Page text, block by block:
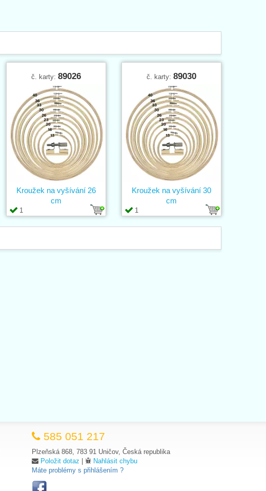
č. karty: 89026
1
Kroužek na vyšívání 26
cm
č. karty: 89030
1
Kroužek na vyšívání 30
cm
585 051 217
Plzeňská 868, 783 91 Uničov, Česká republika
Položit dotaz |
Nahlásit chybu
Máte problémy s přihlášením ?